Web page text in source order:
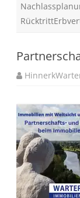
n
,
R
k
t
i
n
d
A
u
f
h
e
b
u
n
g